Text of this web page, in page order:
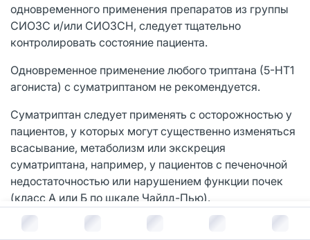
В корзину за руб.
одновременного применения препаратов из группы
СИОЗС и/или СИОЗСН, следует тщательно
контролировать состояние пациента.
Одновременное применение любого триптана (5-НТ1
агониста) с суматриптаном не рекомендуется.
Суматриптан следует применять с осторожностью у
пациентов, у которых могут существенно изменяться
всасывание, метаболизм или экскреция
суматриптана, например, у пациентов с печеночной
недостаточностью или нарушением функции почек
(класс А или Б по шкале Чайлд-Пью).